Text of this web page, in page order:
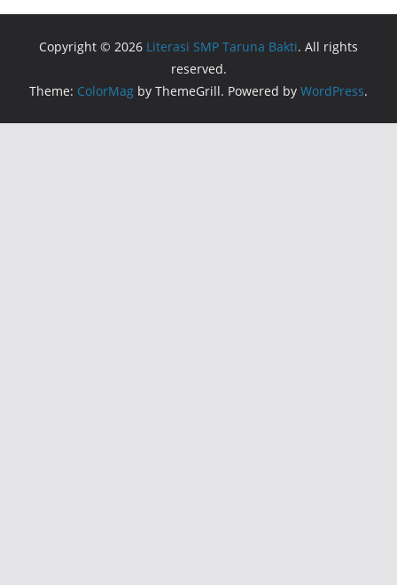
Copyright © 2026 Literasi SMP Taruna Bakti. All rights
reserved.
Theme: ColorMag by ThemeGrill. Powered by WordPress.